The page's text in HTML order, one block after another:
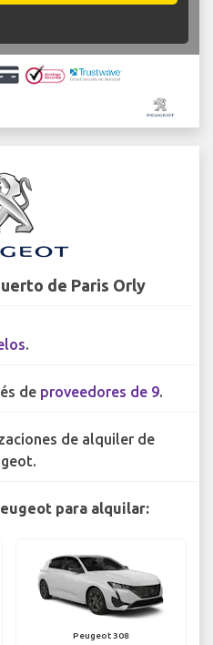
de Paris Orly
.
de proveedores de 9.
de alquiler de
para alquilar:
Peugeot 308